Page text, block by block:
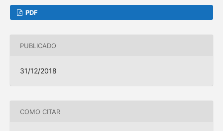
PDF
PUBLICADO
31/12/2018
COMO CITAR